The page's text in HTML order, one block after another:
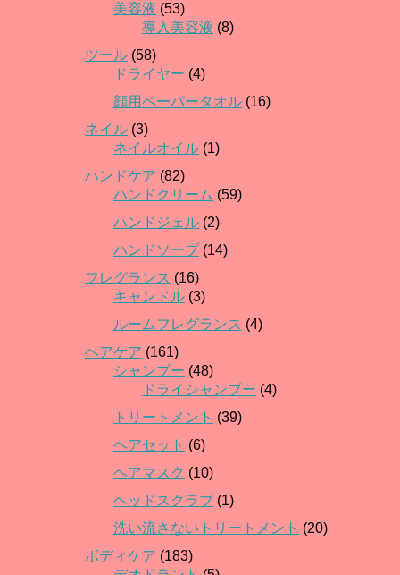
美容液 (53)
導入美容液 (8)
ツール (58)
ドライヤー (4)
顔用ペーパータオル (16)
ネイル (3)
ネイルオイル (1)
ハンドケア (82)
ハンドクリーム (59)
ハンドジェル (2)
ハンドソープ(14)
フレグランス (16)
キャンドル (3)
ルームフレグランス (4)
ヘアケア (161)
シャンプー (48)
ドライシャンプー (4)
トリートメント (39)
ヘアセット (6)
ヘアマスク (10)
ヘッドスクラブ (1)
洗い流さないトリートメント (20)
ボディケア (183)